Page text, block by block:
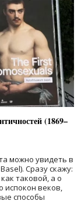
(1869–
можно увидеть в
Сразу скажу:
таковой, а о
испокон веков,
способы